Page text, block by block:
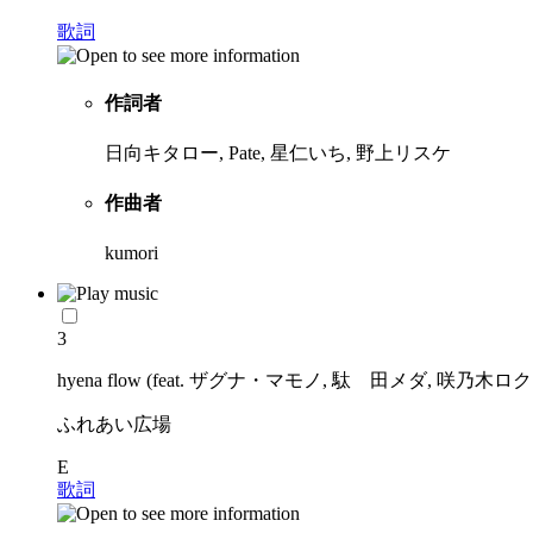
歌詞
作詞者
日向キタロー, Pate, 星仁いち, 野上リスケ
作曲者
kumori
3
hyena flow (feat. ザグナ・マモノ, 駄ゞ田メダ, 咲乃木ロ
ふれあい広場
E
歌詞